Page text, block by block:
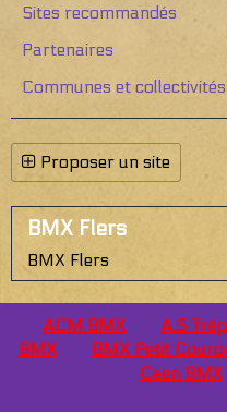
Sites recommandés
Partenaires
Communes et collectivités
Proposer un site
BMX Flers
BMX Flers
ACM BMX A.S
BMX
BMX Petit
Caen BMX